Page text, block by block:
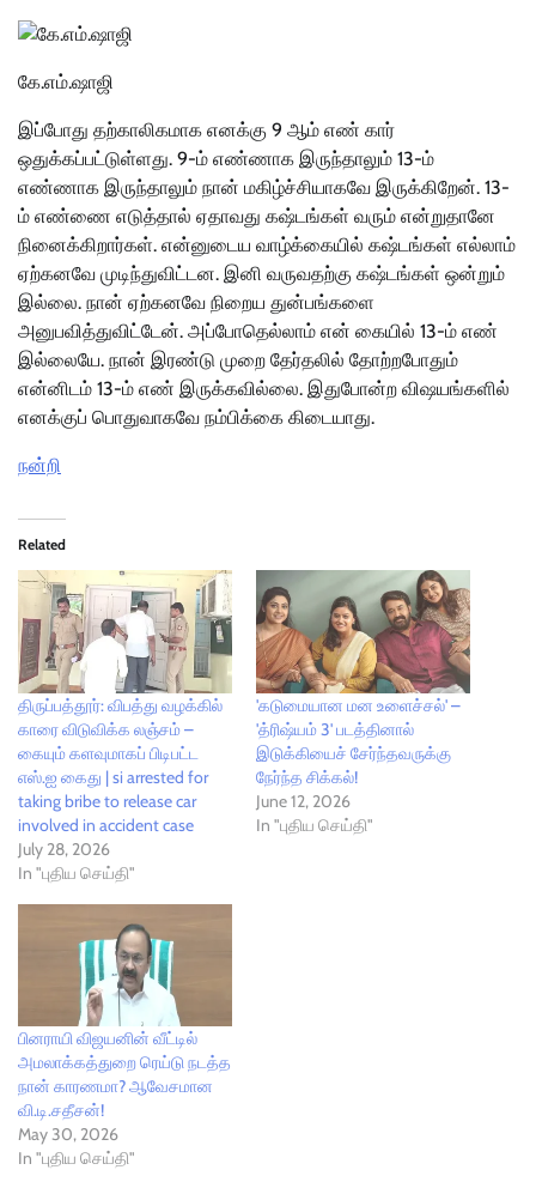
கே.எம்.ஷாஜி
இப்போது தற்காலிகமாக எனக்கு 9 ஆம் எண் கார்
ஒதுக்கப்பட்டுள்ளது. 9-ம் எண்ணாக இருந்தாலும் 13-ம்
எண்ணாக இருந்தாலும் நான் மகிழ்ச்சியாகவே இருக்கிறேன். 13-
ம் எண்ணை எடுத்தால் ஏதாவது கஷ்டங்கள் வரும் என்றுதானே
நினைக்கிறார்கள். என்னுடைய வாழ்க்கையில் கஷ்டங்கள் எல்லாம்
ஏற்கனவே முடிந்துவிட்டன. இனி வருவதற்கு கஷ்டங்கள் ஒன்றும்
இல்லை. நான் ஏற்கனவே நிறைய துன்பங்களை
அனுபவித்துவிட்டேன். அப்போதெல்லாம் என் கையில் 13-ம் எண்
இல்லையே. நான் இரண்டு முறை தேர்தலில் தோற்றபோதும்
என்னிடம் 13-ம் எண் இருக்கவில்லை. இதுபோன்ற விஷயங்களில்
எனக்குப் பொதுவாகவே நம்பிக்கை கிடையாது.
நன்றி
Related
திருப்பத்தூர்: விபத்து வழக்கில்
காரை விடுவிக்க லஞ்சம் –
கையும் களவுமாகப் பிடிபட்ட
எஸ்.ஐ கைது | si arrested for
taking bribe to release car
involved in accident case
July 28, 2026
In "புதிய செய்தி"
'கடுமையான மன உளைச்சல்' –
'த்ரிஷ்யம் 3' படத்தினால்
இடுக்கியைச் சேர்ந்தவருக்கு
நேர்ந்த சிக்கல்!
June 12, 2026
In "புதிய செய்தி"
பினராயி விஜயனின் வீட்டில்
அமலாக்கத்துறை ரெய்டு நடத்த
நான் காரணமா? ஆவேசமான
வி.டி.சதீசன்!
May 30, 2026
In "புதிய செய்தி"